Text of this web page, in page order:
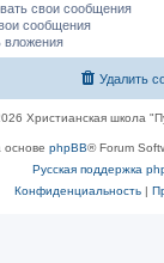
свои сообщения
сообщения
вложения
Удалить
Христианская школа
основе phpBB® Forum
Русская поддержка
Конфиденциальность|